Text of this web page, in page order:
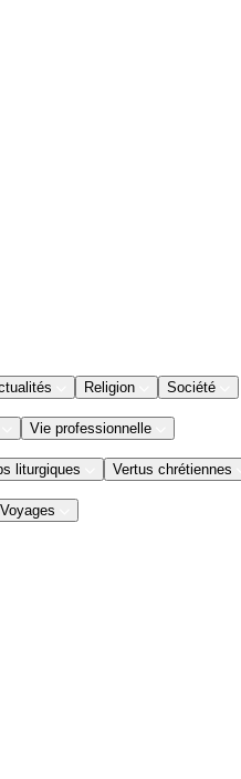
Religion Société
Vie professionnelle
liturgiques Vertus chrétiennes
Voyages